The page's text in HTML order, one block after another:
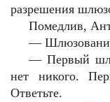
разрешения
Помедлив,
—
—Первый
нет никого.
Ответьте.